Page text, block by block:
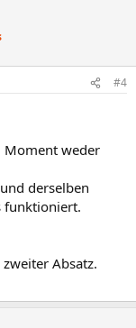
#4
Moment weder
derselben
funktioniert.
Absatz.